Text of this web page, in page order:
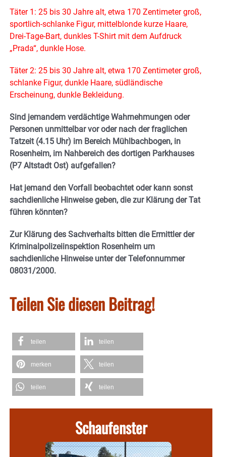
Täter 1: 25 bis 30 Jahre alt, etwa 170 Zentimeter groß,
sportlich-schlanke Figur, mittelblonde kurze Haare,
Drei-Tage-Bart, dunkles T-Shirt mit dem Aufdruck
„Prada“, dunkle Hose.
Täter 2: 25 bis 30 Jahre alt, etwa 170 Zentimeter groß,
schlanke Figur, dunkle Haare, südländische
Erscheinung, dunkle Bekleidung.
Sind jemandem verdächtige Wahrnehmungen oder
Personen unmittelbar vor oder nach der fraglichen
Tatzeit (4.15 Uhr) im Bereich Mühlbachbogen, in
Rosenheim, im Nahbereich des dortigen Parkhauses
(P7 Altstadt Ost) aufgefallen?
Hat jemand den Vorfall beobachtet oder kann sonst
sachdienliche Hinweise geben, die zur Klärung der Tat
führen könnten?
Zur Klärung des Sachverhalts bitten die Ermittler der
Kriminalpolizeiinspektion Rosenheim um
sachdienliche Hinweise unter der Telefonnummer
08031/2000.
Teilen Sie diesen Beitrag!
teilen teilen
merken teilen
teilen teilen
Schaufenster